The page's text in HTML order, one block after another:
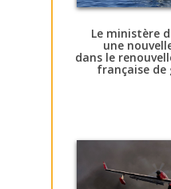
Le ministère
une
dans le
française de